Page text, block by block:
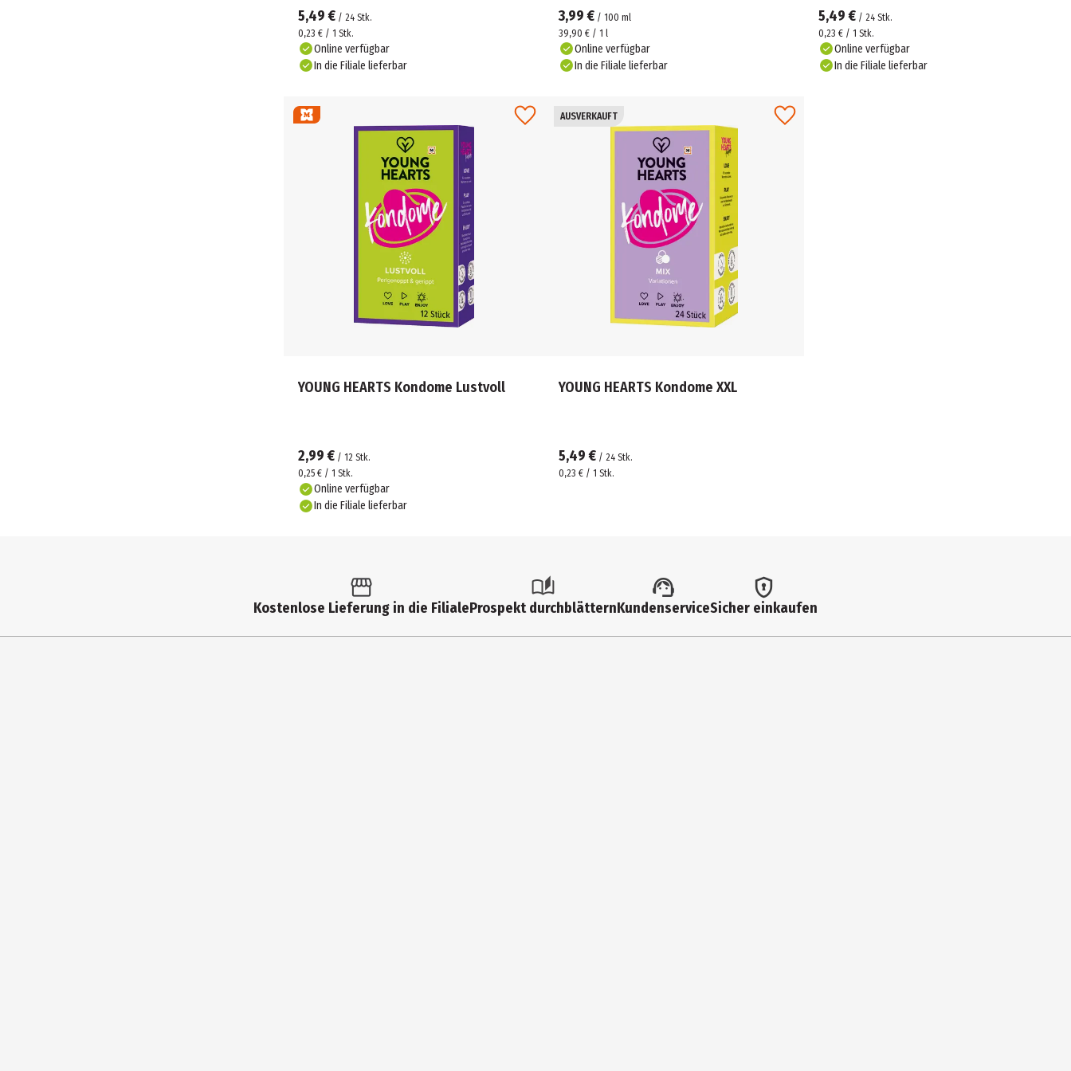
5,49 € / 24 Stk.
0,23 € / 1 Stk.
Online verfügbar
In die Filiale lieferbar
3,99 €/ 100 ml
39,90 € / 1 l
Online verfügbar
In die Filiale lieferbar
5,49 € / 24 Stk.
0,23 € / 1 Stk.
Online verfügbar
In die Filiale lieferbar
YOUNG HEARTS Kondome Lustvoll
2,99 € / 12 Stk.
0,25 € / 1 Stk.
Online verfügbar
In die Filiale lieferbar
AUSVERKAUFT
YOUNG HEARTS Kondome XXL
5,49 €/ 24 Stk.
0,23 € / 1 Stk.
Kostenlose Lieferung in die FilialeProspekt durchblätternKundenserviceSicher einkaufen